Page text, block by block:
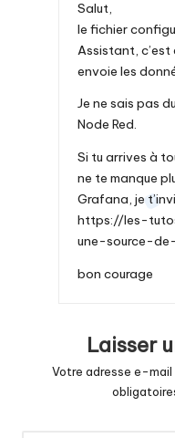
Salut,
le fichier
Assistant,
envoie les
Je ne sais pas
Node Red.
Si tu arrives à
ne te manque
Grafana, je
https://les-
une-source-
bon courage
Laisser
Votre adresse e-mail